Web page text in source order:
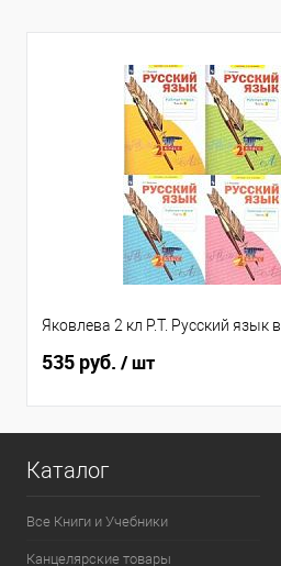
Яковлева 2 кл Р.Т. Русский язык
535 руб. / шт
Каталог
Все Книги и Учебники
Канцелярские товары